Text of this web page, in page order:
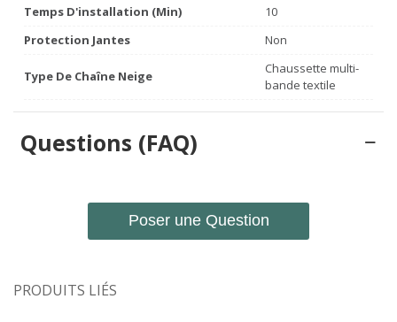
Temps D'installation (min)
10
Protection Jantes
Non
Type De Chaîne Neige
Chaussette multi-
bande textile
Questions (FAQ)
Poser une Question
PRODUITS LIÉS